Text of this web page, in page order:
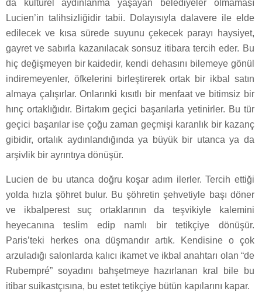
da kültürel aydınlanma yaşayan belediyeler olmaması
Lucien’in talihsizliğidir tabii. Dolayısıyla dalavere ile elde
edilecek ve kısa sürede suyunu çekecek parayı haysiyet,
gayret ve sabırla kazanılacak sonsuz itibara tercih eder. Bu
hiç değişmeyen bir kaidedir, kendi dehasını bilemeye gönül
indiremeyenler, öfkelerini birleştirerek ortak bir ikbal satın
almaya çalışırlar. Onlarınki kısıtlı bir menfaat ve bitimsiz bir
hınç ortaklığıdır. Birtakım geçici başarılarla yetinirler. Bu tür
geçici başarılar ise çoğu zaman geçmişi karanlık bir kazanç
gibidir, ortalık aydınlandığında ya büyük bir utanca ya da
arşivlik bir ayrıntıya dönüşür.
Lucien de bu utanca doğru koşar adım ilerler. Tercih ettiği
yolda hızla şöhret bulur. Bu şöhretin şehvetiyle başı döner
ve ikbalperest suç ortaklarının da teşvikiyle kalemini
heyecanına teslim edip namlı bir tetikçiye dönüşür.
Paris’teki herkes ona düşmandır artık. Kendisine o çok
arzuladığı salonlarda kalıcı ikamet ve ikbal anahtarı olan “de
Rubempré” soyadını bahşetmeye hazırlanan kral bile bu
itibar suikastçısına, bu estet tetikçiye bütün kapılarını kapar.